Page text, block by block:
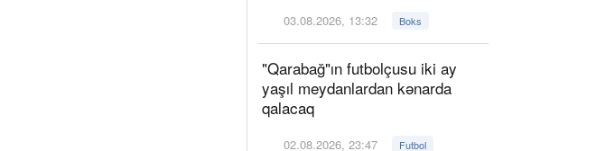
03.08.2026, 13:32 Boks
"Qarabağ"ın futbolçusu iki ay
yaşıl meydanlardan kənarda
qalacaq
02.08.2026, 23:47 Futbol